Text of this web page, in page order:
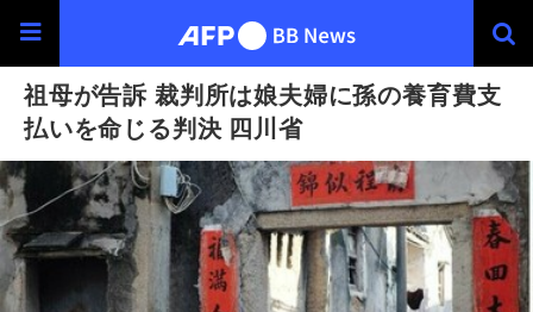
祖母が告訴 裁判所は娘夫婦に孫の養育費支
払いを命じる判決 四川省